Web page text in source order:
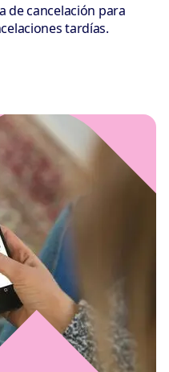
de cancelación para
tardías.